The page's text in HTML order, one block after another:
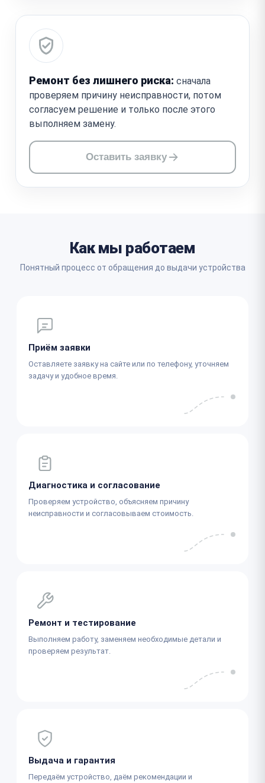
Ремонт без лишнего риска: сначала
проверяем причину неисправности, потом
согласуем решение и только после этого
выполняем замену.
Оставить заявку
Как мы работаем
Понятный процесс от обращения до выдачи устройства
Приём заявки
Оставляете заявку на сайте или по телефону, уточняем
задачу и удобное время.
Диагностика и согласование
Проверяем устройство, объясняем причину
неисправности и согласовываем стоимость.
Ремонт и тестирование
Выполняем работу, заменяем необходимые детали и
проверяем результат.
Выдача и гарантия
Передаём устройство, даём рекомендации и